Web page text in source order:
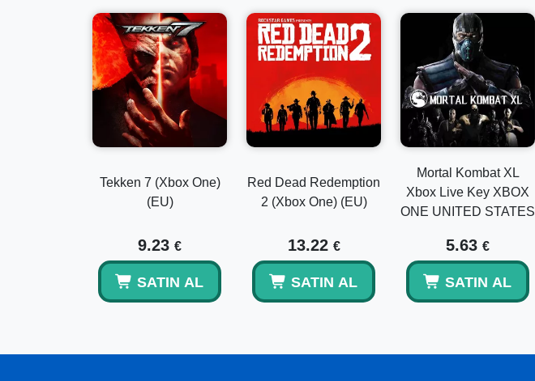
Tekken 7 (Xbox One)
(EU)
9.23 €
SATIN AL
Red Dead Redemption
2 (Xbox One) (EU)
13.22 €
SATIN AL
Mortal Kombat XL
Xbox Live Key XBOX
ONE UNITED STATES
5.63 €
SATIN AL